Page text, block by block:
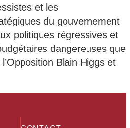
et les
du gouvernement
politiques régressives et
dangereuses que
Blain Higgs et